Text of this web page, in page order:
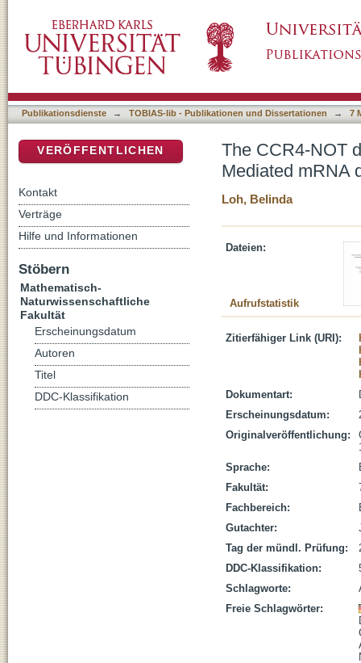
pathway
Publikationsdienste → TOBIAS-lib - Publikationen und Dissertationen → 7
The CCR4-NOT
Mediated mRNA
Loh, Belinda
Dateien:
Aufrufstatistik
Zitierfähiger Link (URI):
Dokumentart:
Erscheinungsdatum:
Originalveröffentlichung:
Sprache:
Fakultät:
Fachbereich:
Gutachter:
Tag der mündl. Prüfung:
DDC-Klassifikation:
Schlagworte:
Freie Schlagwörter:
VERÖFFENTLICHEN
Kontakt
Verträge
Hilfe und Informationen
Stöbern
Mathematisch-
Naturwissenschaftliche
Fakultät
Erscheinungsdatum
Autoren
Titel
DDC-Klassifikation